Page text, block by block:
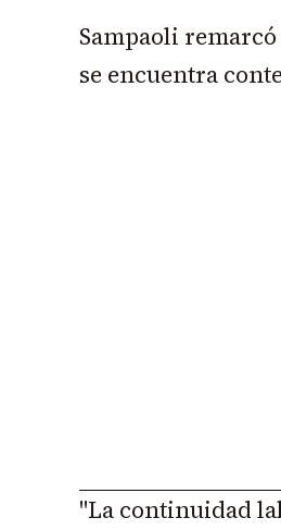
Sampaoli
se encuentra
"La continuidad